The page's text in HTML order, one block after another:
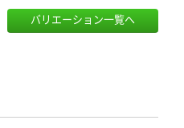
バリエーション一覧へ